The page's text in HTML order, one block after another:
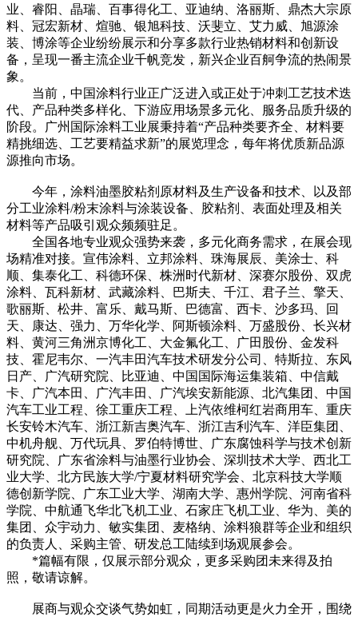
业、睿阳、晶瑞、百事得化工、亚迪纳、洛丽斯、鼎杰大宗原
料、冠宏新材、煊驰、银旭科技、沃斐立、艾力威、旭源涂
装、博涂等企业纷纷展示和分享多款行业热销材料和创新设
备，呈现一番主流企业千帆竞发，新兴企业百舸争流的热闹景
象。
当前，中国涂料行业正广泛进入或正处于冲刺工艺技术迭
代、产品种类多样化、下游应用场景多元化、服务品质升级的
阶段。广州国际涂料工业展秉持着“产品种类要齐全、材料要
精挑细选、工艺要精益求新”的展览理念，每年将优质新品源
源推向市场。
今年，涂料油墨胶粘剂原材料及生产设备和技术、以及部
分工业涂料/粉末涂料与涂装设备、胶粘剂、表面处理及相关
材料等产品吸引观众频频驻足。
全国各地专业观众强势来袭，多元化商务需求，在展会现
场精准对接。宣伟涂料、立邦涂料、珠海展辰、美涂士、科
顺、集泰化工、科德环保、株洲时代新材、深赛尔股份、双虎
涂料、瓦科新材、武藏涂料、巴斯夫、千江、君子兰、擎天、
歌丽斯、松井、富乐、戴马斯、巴德富、西卡、沙多玛、回
天、康达、强力、万华化学、阿斯顿涂料、万盛股份、长兴材
料、黄河三角洲京博化工、大金氟化工、广田股份、金发科
技、霍尼韦尔、一汽丰田汽车技术研发分公司、特斯拉、东风
日产、广汽研究院、比亚迪、中国国际海运集装箱、中信戴
卡、广汽本田、广汽丰田、广汽埃安新能源、北汽集团、中国
汽车工业工程、徐工重庆工程、上汽依维柯红岩商用车、重庆
长安铃木汽车、浙江新吉奥汽车、浙江吉利汽车、洋臣集团、
中机舟舰、万代玩具、罗伯特博世、广东腐蚀科学与技术创新
研究院、广东省涂料与油墨行业协会、深圳技术大学、西北工
业大学、北方民族大学/宁夏材料研究学会、北京科技大学顺
德创新学院、广东工业大学、湖南大学、惠州学院、河南省科
学院、中航通飞华北飞机工业、石家庄飞机工业、华为、美的
集团、众宇动力、敏实集团、麦格纳、涂料狼群等企业和组织
的负责人、采购主管、研发总工陆续到场观展参会。
*篇幅有限，仅展示部分观众，更多采购团未来得及拍
照，敬请谅解。
展商与观众交谈气势如虹，同期活动更是火力全开，围绕